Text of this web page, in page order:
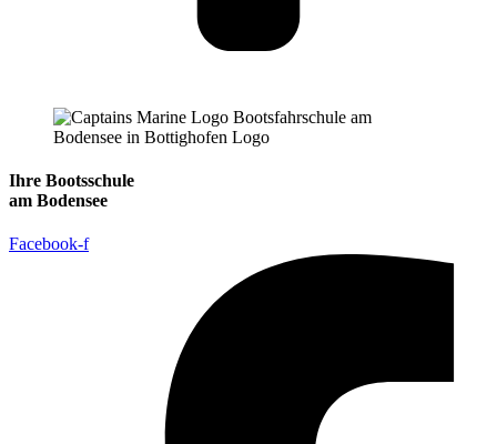
Ihre Bootsschule
am Bodensee
Facebook-f